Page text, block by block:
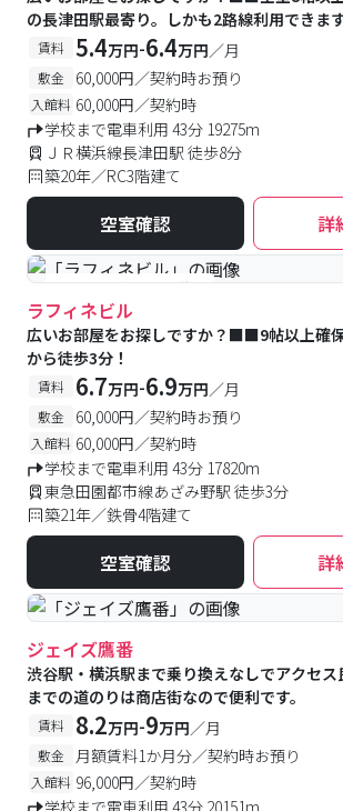
の長津田駅最寄り。しかも2路線利用できま
賃料 5.4万円-6.4万円／月
敷金 60,000円／契約時お預り
入館料 60,000円／契約時
学校まで電車利用 43分 19275m
ＪＲ横浜線長津田駅 徒歩8分
築20年／RC3階建て
空室確認 詳
#予約受付中 #空室待ち
ラフィネビル
広いお部屋をお探しですか？■■9帖以上
から徒歩3分！
賃料 6.7万円-6.9万円／月
敷金 60,000円／契約時お預り
入館料 60,000円／契約時
学校まで電車利用 43分 17820m
東急田園都市線あざみ野駅 徒歩3分
築21年／鉄骨4階建て
空室確認 詳
ジェイズ鷹番
渋谷駅・横浜駅まで乗り換えなしでアクセ
までの道のりは商店街なので便利です。
賃料 8.2万円-9万円／月
敷金 月額賃料1か月分／契約時お預り
入館料 96,000円／契約時
学校まで電車利用 43分 20151m